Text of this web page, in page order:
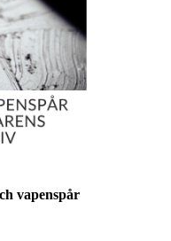
vapenspår